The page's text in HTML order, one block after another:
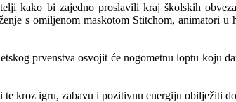
kako bi zajedno proslavili kraj školskih
s omiljenom maskotom Stitchom, animatori u
prvenstva osvojit će nogometnu loptu koju
kroz igru, zabavu i pozitivnu energiju obilježiti